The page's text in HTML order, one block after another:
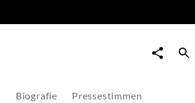
Biografie Pressestimmen